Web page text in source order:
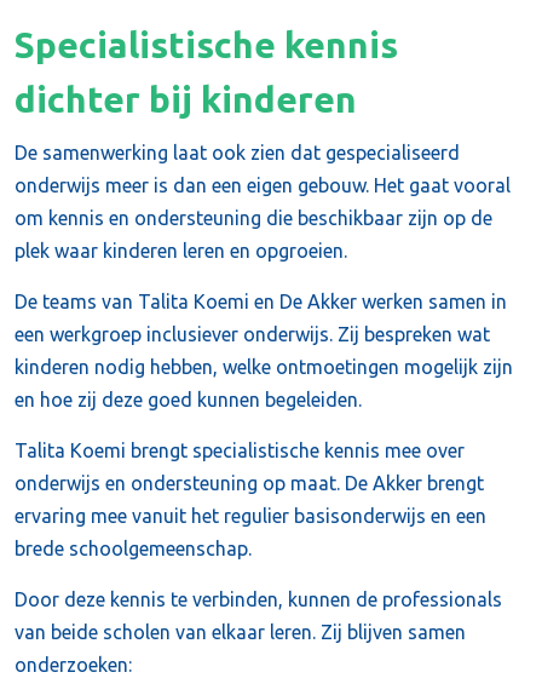
Specialistische kennis
dichter bij kinderen
De samenwerking laat ook zien dat gespecialiseerd
onderwijs meer is dan een eigen gebouw. Het gaat vooral
om kennis en ondersteuning die beschikbaar zijn op de
plek waar kinderen leren en opgroeien.
De teams van Talita Koemi en De Akker werken samen in
een werkgroep inclusiever onderwijs. Zij bespreken wat
kinderen nodig hebben, welke ontmoetingen mogelijk zijn
en hoe zij deze goed kunnen begeleiden.
Talita Koemi brengt specialistische kennis mee over
onderwijs en ondersteuning op maat. De Akker brengt
ervaring mee vanuit het regulier basisonderwijs en een
brede schoolgemeenschap.
Door deze kennis te verbinden, kunnen de professionals
van beide scholen van elkaar leren. Zij blijven samen
onderzoeken: